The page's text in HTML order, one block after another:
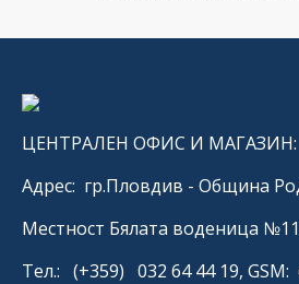
ЦЕНТРАЛЕН ОФИС И МАГАЗИН:
Адрес: гр.Пловдив - Община
Местност Бялата воденица
Тел.: (+359) 032 64 44 19, GSM: